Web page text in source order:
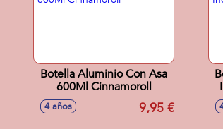
Botella Aluminio Con Asa
600Ml Cinnamoroll
4 años 9,95 €